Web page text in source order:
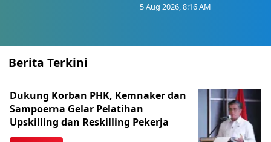
5 Aug 2026, 8:16 AM
Berita Terkini
Dukung Korban PHK, Kemnaker dan
Sampoerna Gelar Pelatihan
Upskilling dan Reskilling Pekerja